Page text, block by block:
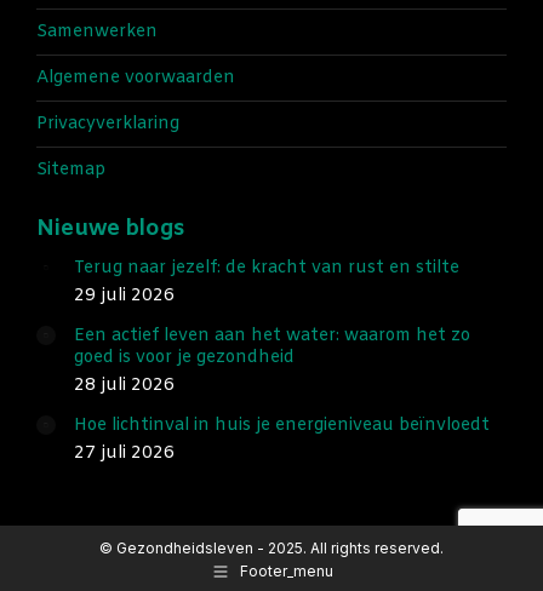
Samenwerken
Algemene voorwaarden
Privacyverklaring
Sitemap
Nieuwe blogs
Terug naar jezelf: de kracht van rust en stilte
29 juli 2026
Een actief leven aan het water: waarom het zo
goed is voor je gezondheid
28 juli 2026
Hoe lichtinval in huis je energieniveau beïnvloedt
27 juli 2026
© Gezondheidsleven - 2025. All rights reserved.
Footer_menu